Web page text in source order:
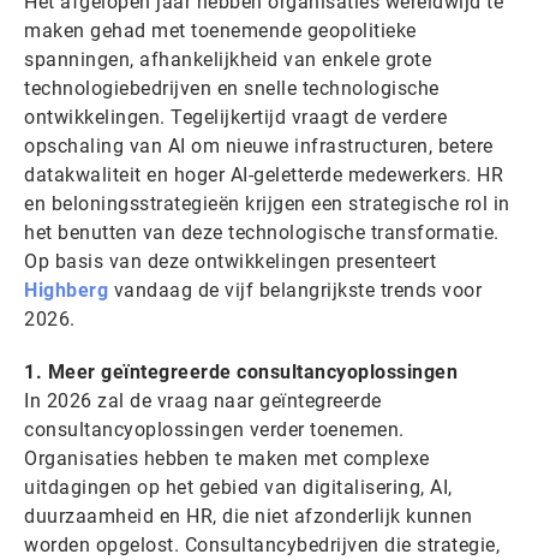
maken gehad met toenemende geopolitieke
spanningen, afhankelijkheid van enkele grote
technologiebedrijven en snelle technologische
ontwikkelingen. Tegelijkertijd vraagt de verdere
opschaling van AI om nieuwe infrastructuren, betere
datakwaliteit en hoger AI-geletterde medewerkers. HR
en beloningsstrategieën krijgen een strategische rol in
het benutten van deze technologische transformatie.
Op basis van deze ontwikkelingen presenteert
Highberg vandaag de vijf belangrijkste trends voor
2026.
1. Meer geïntegreerde consultancyoplossingen
In 2026 zal de vraag naar geïntegreerde
consultancyoplossingen verder toenemen.
Organisaties hebben te maken met complexe
uitdagingen op het gebied van digitalisering, AI,
duurzaamheid en HR, die niet afzonderlijk kunnen
worden opgelost. Consultancybedrijven die strategie,